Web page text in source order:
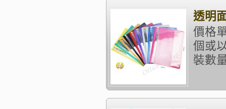
透明
價格
個或
裝數